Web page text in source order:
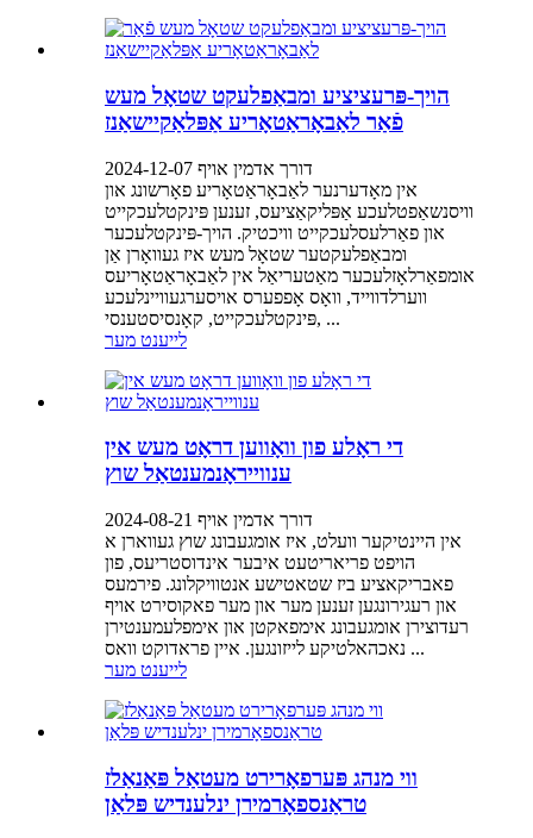
הויך-פּרעציציע ומבאַפלעקט שטאָל מעש
פֿאַר לאַבאָראַטאָריע אַפּלאַקיישאַנז
דורך אדמין אויף 2024-12-07
אין מאָדערנער לאַבאָראַטאָריע פאָרשונג און
וויסנשאַפטלעכע אַפּליקאַציעס, זענען פּינקטלעכקייט
און פאַרלעסלעכקייט וויכטיק. הויך-פּינקטלעכער
ומבאַפלעקטער שטאָל מעש איז געוואָרן אַן
אומפאַרלאָזלעכער מאַטעריאַל אין לאַבאָראַטאָריעס
ווערלדווייד, וואָס אָפפערס אויסערגעוויינלעכע
פּינקטלעכקייט, קאָנסיסטענסי, ...
לייענט מער
די ראָלע פון וואָווען דראָט מעש אין
ענווייראָנמענטאַל שוץ
דורך אדמין אויף 2024-08-21
אין היינטיקער וועלט, איז אומגעבונג שוץ געווארן א
הויפט פריאריטעט איבער אינדוסטריעס, פון
פאבריקאציע ביז שטאטישע אנטוויקלונג. פירמעס
און רעגירונגען זענען מער און מער פאקוסירט אויף
רעדוצירן אומגעבונג אימפאקטן און אימפלעמענטירן
נאכהאלטיקע לייזונגען. איין פראדוקט וואס ...
לייענט מער
ווי מנהג פּערפאָרירט מעטאַל פּאַנאַלז
טראַנספאָרמירן ינלענדיש פּלאַן